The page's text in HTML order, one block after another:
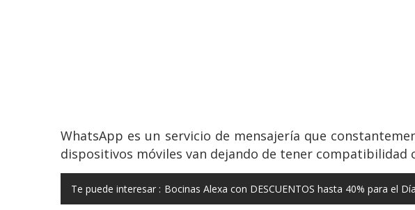
WhatsApp es un servicio de mensajería que
dispositivos móviles van dejando de tener compatibilidad
Te puede interesar : Bocinas Alexa con DESCUENTOS hasta 40% para el